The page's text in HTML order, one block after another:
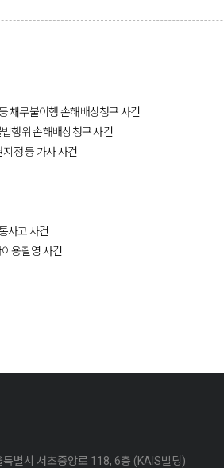
채무불이행 손해배상청구 사건
행위 손해배상청구 사건
정 등 가사 사건
사고 사건
용촬영 사건​
특별시 서초중앙로 118, 6층 (KAIS빌딩)